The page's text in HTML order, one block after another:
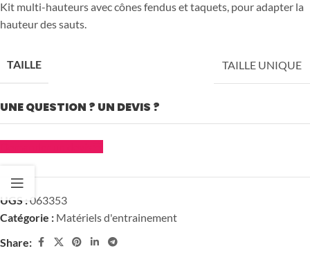
Kit multi-hauteurs avec cônes fendus et taquets, pour adapter la
hauteur des sauts.
TAILLE TAILLE UNIQUE
UNE QUESTION ? UN DEVIS ?
UGS :063353
Catégorie : Matériels d'entrainement
Share: